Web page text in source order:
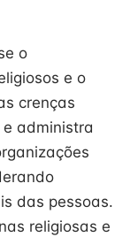
o
e o
crenças
administra
das pessoas.
religiosas e